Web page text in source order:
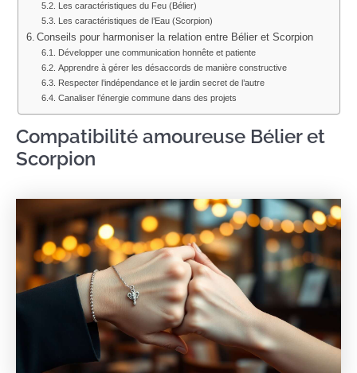
Les caractéristiques du Feu (Bélier)
Les caractéristiques de l’Eau (Scorpion)
Conseils pour harmoniser la relation entre Bélier et Scorpion
Développer une communication honnête et patiente
Apprendre à gérer les désaccords de manière constructive
Respecter l’indépendance et le jardin secret de l’autre
Canaliser l’énergie commune dans des projets
Compatibilité amoureuse Bélier et
Scorpion